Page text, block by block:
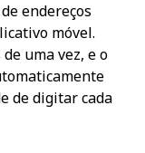
endereços
móvel.
uma vez, e o
de digitar cada